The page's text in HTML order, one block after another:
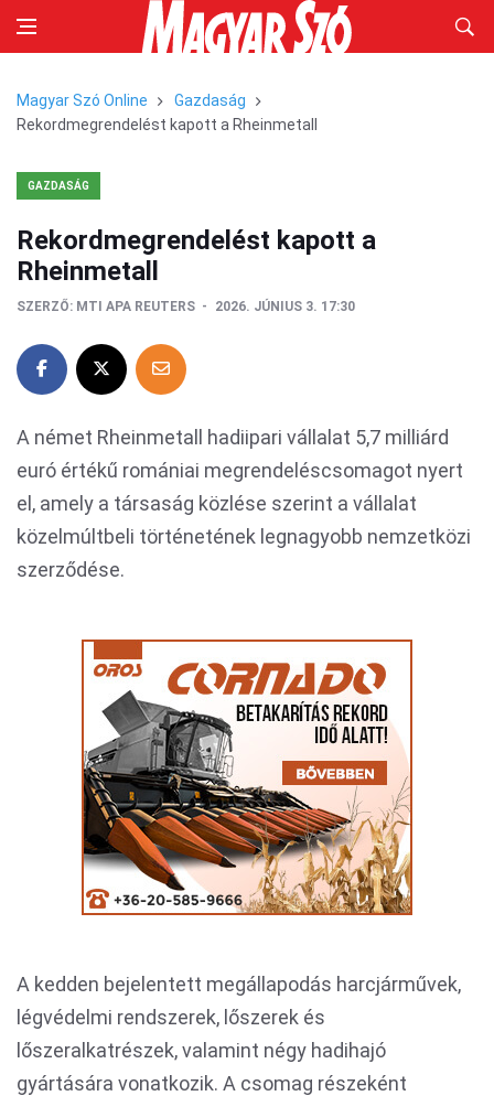
Magyar Szó Online
Gazdaság
Rekordmegrendelést kapott a Rheinmetall
GAZDASÁG
Rekordmegrendelést kapott a
Rheinmetall
SZERZŐ: MTI APA REUTERS 2026. JÚNIUS 3. 17:30
A német Rheinmetall hadiipari vállalat 5,7 milliárd
euró értékű romániai megrendeléscsomagot nyert
el, amely a társaság közlése szerint a vállalat
közelmúltbeli történetének legnagyobb nemzetközi
szerződése.
A kedden bejelentett megállapodás harcjárművek,
légvédelmi rendszerek, lőszerek és
lőszeralkatrészek, valamint négy hadihajó
gyártására vonatkozik. A csomag részeként